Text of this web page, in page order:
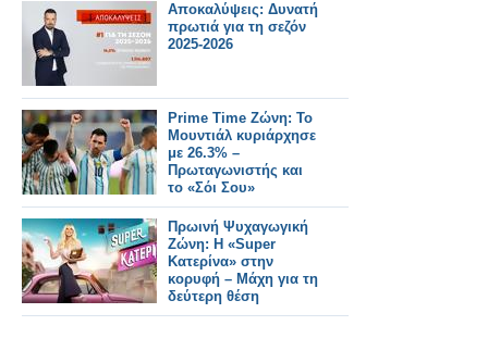
Αποκαλύψεις: Δυνατή
πρωτιά για τη σεζόν
2025-2026
Prime Time Ζώνη: Το
Μουντιάλ κυριάρχησε
με 26.3% –
Πρωταγωνιστής και
το «Σόι Σου»
Πρωινή Ψυχαγωγική
Ζώνη: Η «Super
Κατερίνα» στην
κορυφή – Μάχη για τη
δεύτερη θέση